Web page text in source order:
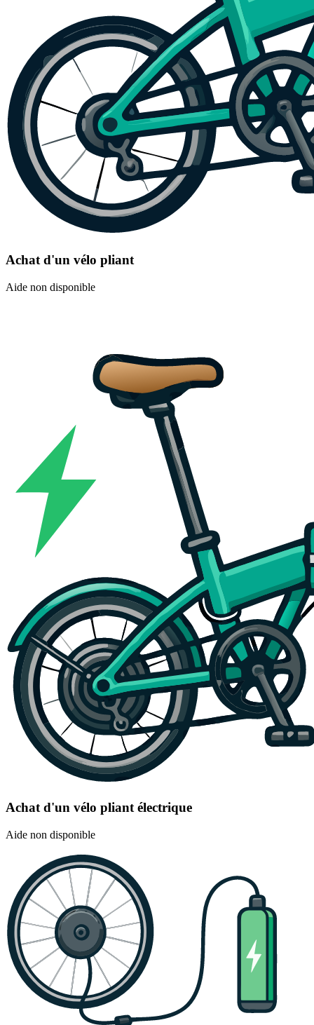
Achat d'un vélo pliant
Aide non disponible
Achat d'un vélo pliant électrique
Aide non disponible